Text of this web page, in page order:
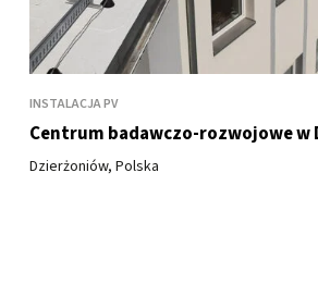
INSTALACJA PV
Centrum badawczo-rozwojowe w
Dzierżoniów, Polska